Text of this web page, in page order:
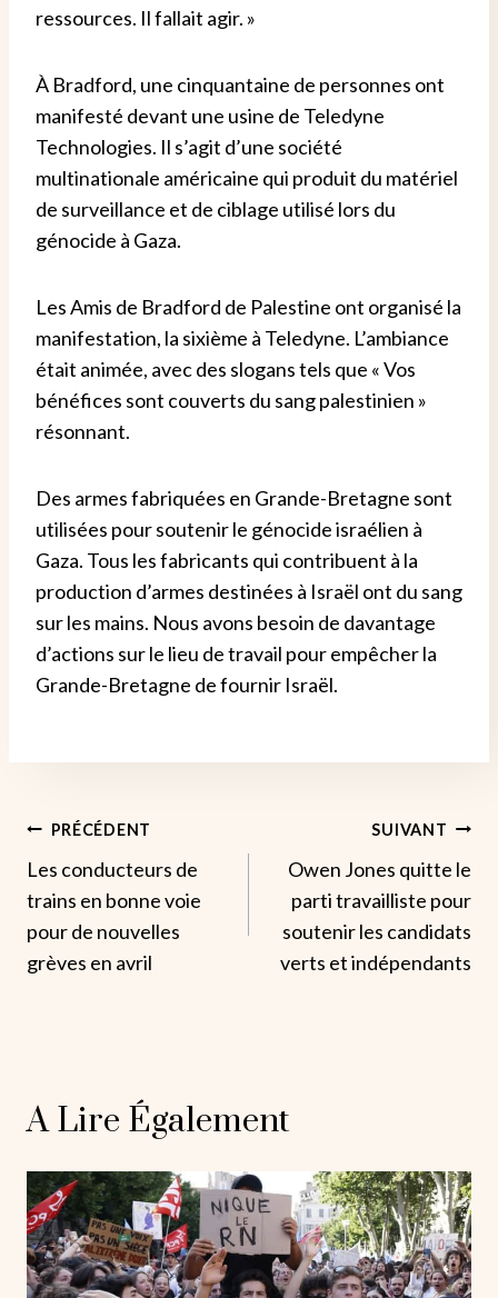
ressources. Il fallait agir. »
À Bradford, une cinquantaine de personnes ont
manifesté devant une usine de Teledyne
Technologies. Il s’agit d’une société
multinationale américaine qui produit du matériel
de surveillance et de ciblage utilisé lors du
génocide à Gaza.
Les Amis de Bradford de Palestine ont organisé la
manifestation, la sixième à Teledyne. L’ambiance
était animée, avec des slogans tels que « Vos
bénéfices sont couverts du sang palestinien »
résonnant.
Des armes fabriquées en Grande-Bretagne sont
utilisées pour soutenir le génocide israélien à
Gaza. Tous les fabricants qui contribuent à la
production d’armes destinées à Israël ont du sang
sur les mains. Nous avons besoin de davantage
d’actions sur le lieu de travail pour empêcher la
Grande-Bretagne de fournir Israël.
Navigation
De
L’article
PRÉCÉDENT
Les conducteurs de
trains en bonne voie
pour de nouvelles
grèves en avril
SUIVANT
Owen Jones quitte le
parti travailliste pour
soutenir les candidats
verts et indépendants
A Lire Également